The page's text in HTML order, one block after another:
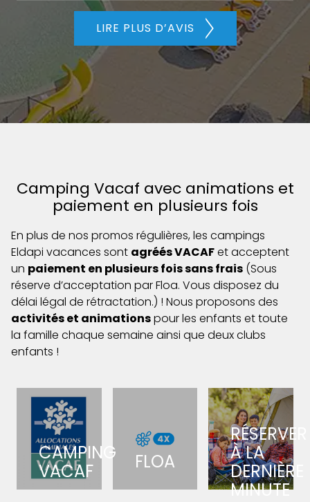
LIRE PLUS D’AVIS
Camping Vacaf avec animations et
paiement en plusieurs fois
En plus de nos promos régulières, les campings
Eldapi vacances sont agréés VACAFet acceptent
un paiement en plusieurs fois sans frais (Sous
réserve d’acceptation par Floa. Vous disposez du
délai légal de rétractation.) ! Nous proposons des
activités et animationspour les enfants et toute
la famille chaque semaine ainsi que deux clubs
enfants !
CAMPING
VACAF
FLOA
RÉSERVER
À LA
DERNIÈRE
MINUTE